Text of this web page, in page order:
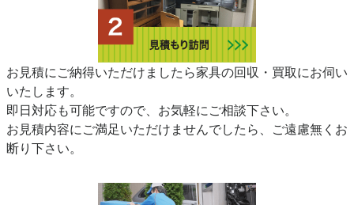
お見積にご納得いただけましたら家具の回収・買取にお伺い
いたします。
即日対応も可能ですので、お気軽にご相談下さい。
お見積内容にご満足いただけませんでしたら、ご遠慮無くお
断り下さい。